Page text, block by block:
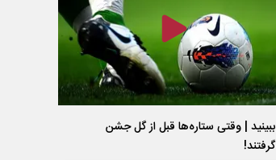
ببینید | وقتی ستاره‌ها قبل از گل جشن
گرفتند!